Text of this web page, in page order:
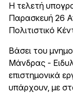
Η τελετή
Παρασκευή 26
Πολιτιστικό
Βάσει του
Μάνδρας -
επιστημονικά
υπάρχουν, με